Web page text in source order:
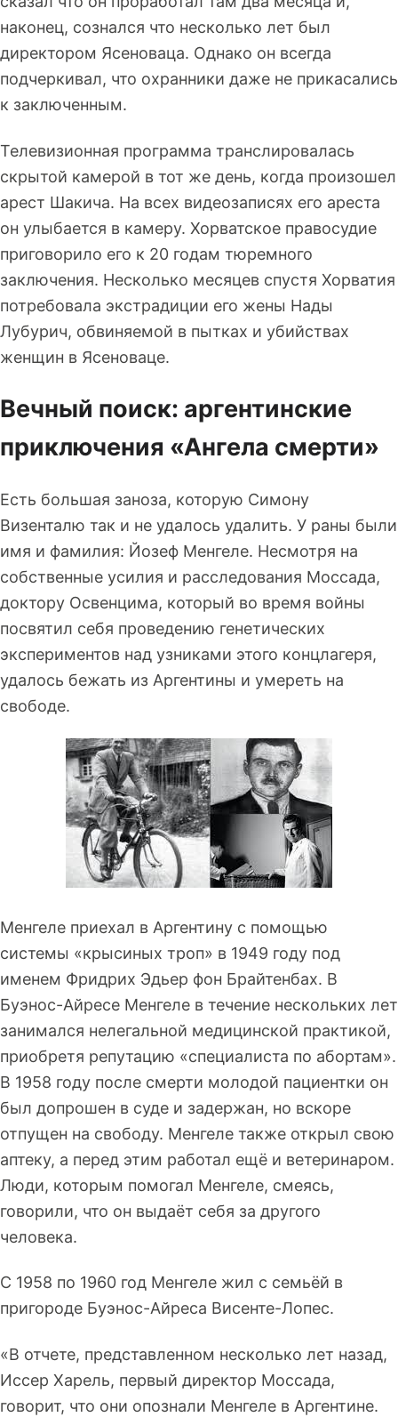
наконец, сознался что несколько лет был
директором Ясеноваца. Однако он всегда
подчеркивал, что охранники даже не прикасались
к заключенным.
Телевизионная программа транслировалась
скрытой камерой в тот же день, когда произошел
арест Шакича. На всех видеозаписях его ареста
он улыбается в камеру. Хорватское правосудие
приговорило его к 20 годам тюремного
заключения. Несколько месяцев спустя Хорватия
потребовала экстрадиции его жены Нады
Лубурич, обвиняемой в пытках и убийствах
женщин в Ясеноваце.
Вечный поиск: аргентинские
приключения «Ангела смерти»
Есть большая заноза, которую Симону
Визенталю так и не удалось удалить. У раны были
имя и фамилия: Йозеф Менгеле. Несмотря на
собственные усилия и расследования Моссада,
доктору Освенцима, который во время войны
посвятил себя проведению генетических
экспериментов над узниками этого концлагеря,
удалось бежать из Аргентины и умереть на
свободе.
Менгеле приехал в Аргентину с помощью
системы «крысиных троп» в 1949 году под
именем Фридрих Эдьер фон Брайтенбах. В
Буэнос-Айресе Менгеле в течение нескольких лет
занимался нелегальной медицинской практикой,
приобретя репутацию «специалиста по абортам».
В 1958 году после смерти молодой пациентки он
был допрошен в суде и задержан, но вскоре
отпущен на свободу. Менгеле также открыл свою
аптеку, а перед этим работал ещё и ветеринаром.
Люди, которым помогал Менгеле, смеясь,
говорили, что он выдаёт себя за другого
человека.
С 1958 по 1960 год Менгеле жил с семьёй в
пригороде Буэнос-Айреса Висенте-Лопес.
«В отчете, представленном несколько лет назад,
Иссер Харель, первый директор Моссада,
говорит, что они опознали Менгеле в Аргентине.